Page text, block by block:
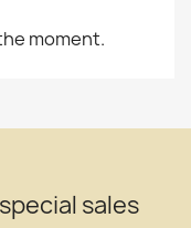
moment.
sales